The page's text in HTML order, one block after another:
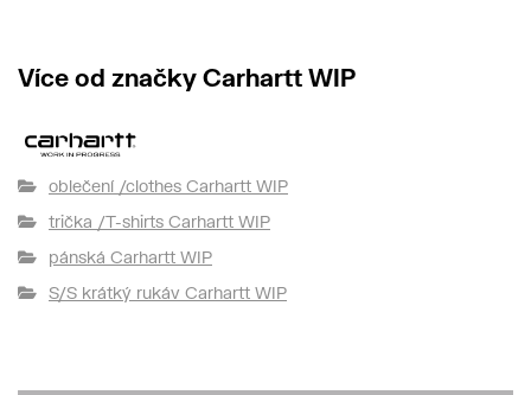
Více od značky Carhartt WIP
oblečení /clothes Carhartt WIP
trička /T-shirts Carhartt WIP
pánská Carhartt WIP
S/S krátký rukáv Carhartt WIP